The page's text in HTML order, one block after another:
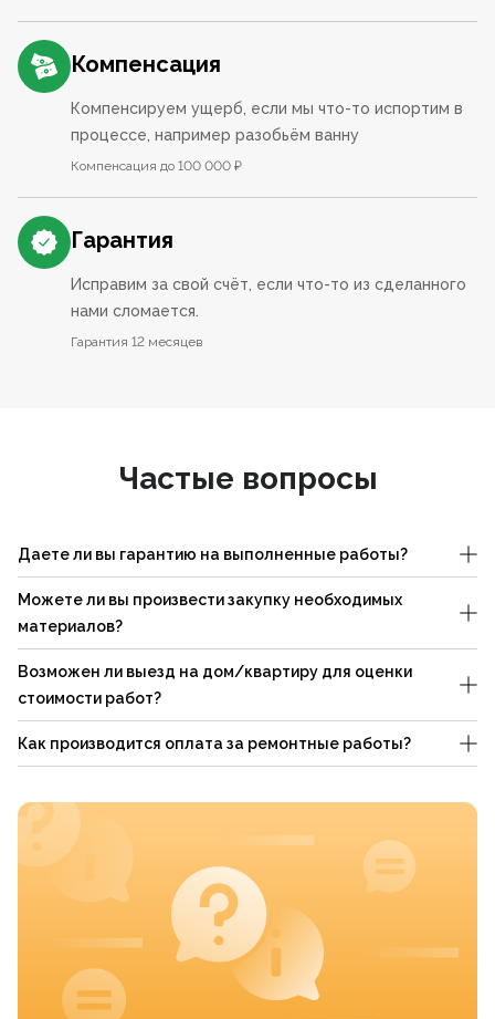
Компенсация
Компенсируем ущерб, если мы что-то испортим в
процессе, например разобьём ванну
Компенсация до 100 000 ₽
Гарантия
Исправим за свой счёт, если что-то из сделанного
нами сломается.
Гарантия 12 месяцев
Частые вопросы
Даете ли вы гарантию на выполненные работы?
Можете ли вы произвести закупку необходимых
материалов?
Возможен ли выезд на дом/квартиру для оценки
стоимости работ?
Как производится оплата за ремонтные работы?